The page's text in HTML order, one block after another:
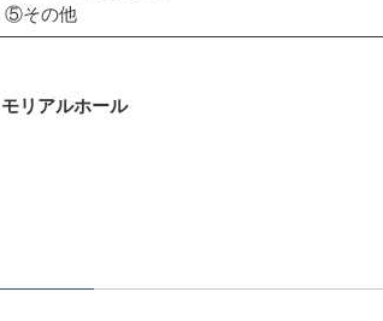
⑤その他
リアルホール